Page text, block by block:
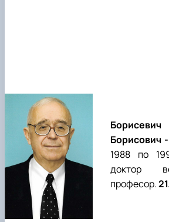
Борисович -
1988 по
доктор
професор.